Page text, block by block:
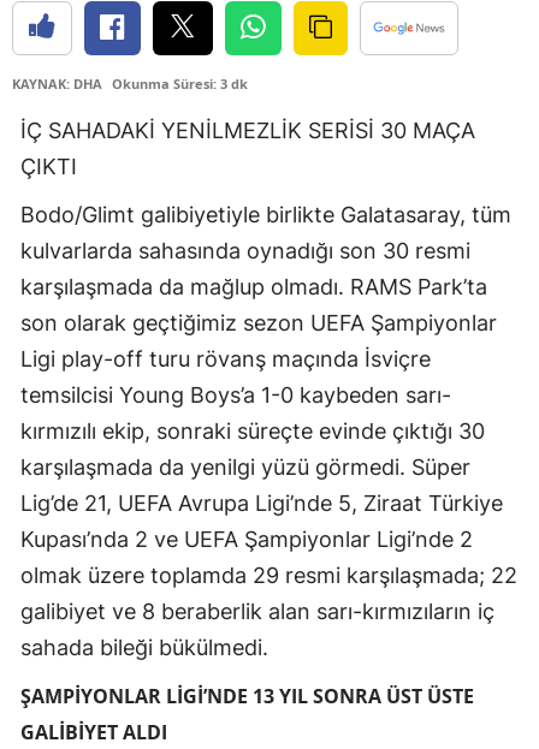
Edirne
Erzincan
Eskişehir
Gaziantep
Giresun
Gümüşhane
Hakkari
Hatay
Mersin
İstanbul
KAYNAK: DHA Okunma Süresi: 3 dk
İÇ SAHADAKİ YENİLMEZLİK SERİSİ 30 MAÇA
ÇIKTI
Bodo/Glimt galibiyetiyle birlikte Galatasaray, tüm
kulvarlarda sahasında oynadığı son 30 resmi
karşılaşmada da mağlup olmadı. RAMS Park’ta
son olarak geçtiğimiz sezon UEFA Şampiyonlar
Ligi play-off turu rövanş maçında İsviçre
temsilcisi Young Boys’a 1-0 kaybeden sarı-
kırmızılı ekip, sonraki süreçte evinde çıktığı 30
karşılaşmada da yenilgi yüzü görmedi. Süper
Lig’de 21, UEFA Avrupa Ligi’nde 5, Ziraat Türkiye
Kupası’nda 2 ve UEFA Şampiyonlar Ligi’nde 2
olmak üzere toplamda 29 resmi karşılaşmada; 22
galibiyet ve 8 beraberlik alan sarı-kırmızıların iç
sahada bileği bükülmedi.
ŞAMPİYONLAR LİGİ’NDE 13 YIL SONRA ÜST ÜSTE
GALİBİYET ALDI